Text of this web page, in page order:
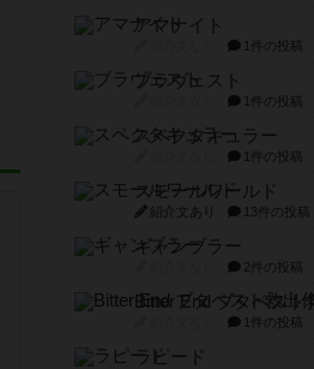
アマナイト
1件の投稿
ブラヴェスト
1件の投稿
スペクタキュラー
1件の投稿
スモールワールド
紹介文あり 13件の投稿
ギャンブラー
2件の投稿
1件の投稿
ラピード